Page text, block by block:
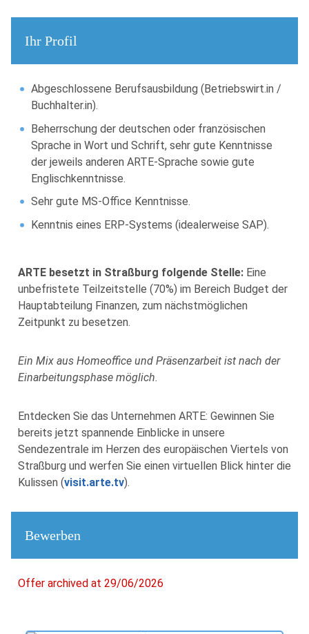
Ihr Profil
Abgeschlossene Berufsausbildung (Betriebswirt.in /
Buchhalter.in).
Beherrschung der deutschen oder französischen
Sprache in Wort und Schrift, sehr gute Kenntnisse
der jeweils anderen ARTE-Sprache sowie gute
Englischkenntnisse.
Sehr gute MS-Office Kenntnisse.
Kenntnis eines ERP-Systems (idealerweise SAP).
ARTE besetzt in Straßburg folgende Stelle: Eine
unbefristete Teilzeitstelle (70%) im Bereich Budget der
Hauptabteilung Finanzen, zum nächstmöglichen
Zeitpunkt zu besetzen.
Ein Mix aus Homeoffice und Präsenzarbeit ist nach der
Einarbeitungsphase möglich.
Entdecken Sie das Unternehmen ARTE: Gewinnen Sie
bereits jetzt spannende Einblicke in unsere
Sendezentrale im Herzen des europäischen Viertels von
Straßburg und werfen Sie einen virtuellen Blick hinter die
Kulissen (visit.arte.tv).
Bewerben
Offer archived at 29/06/2026